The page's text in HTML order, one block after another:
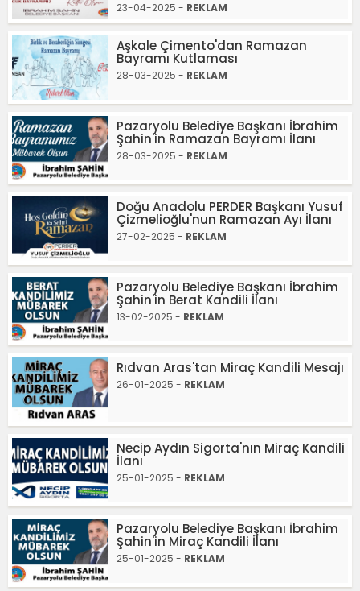
23-04-2025 - REKLAM
Aşkale Çimento'dan Ramazan
Bayramı Kutlaması
28-03-2025 - REKLAM
Pazaryolu Belediye Başkanı İbrahim
Şahin'in Ramazan Bayramı İlanı
28-03-2025 - REKLAM
Doğu Anadolu PERDER Başkanı Yusuf
Çizmelioğlu'nun Ramazan Ayı İlanı
27-02-2025 - REKLAM
Pazaryolu Belediye Başkanı İbrahim
Şahin'in Berat Kandili İlanı
13-02-2025 - REKLAM
Rıdvan Aras'tan Miraç Kandili Mesajı
26-01-2025 - REKLAM
Necip Aydın Sigorta'nın Miraç Kandili
İlanı
25-01-2025 - REKLAM
Pazaryolu Belediye Başkanı İbrahim
Şahin'in Miraç Kandili İlanı
25-01-2025 - REKLAM